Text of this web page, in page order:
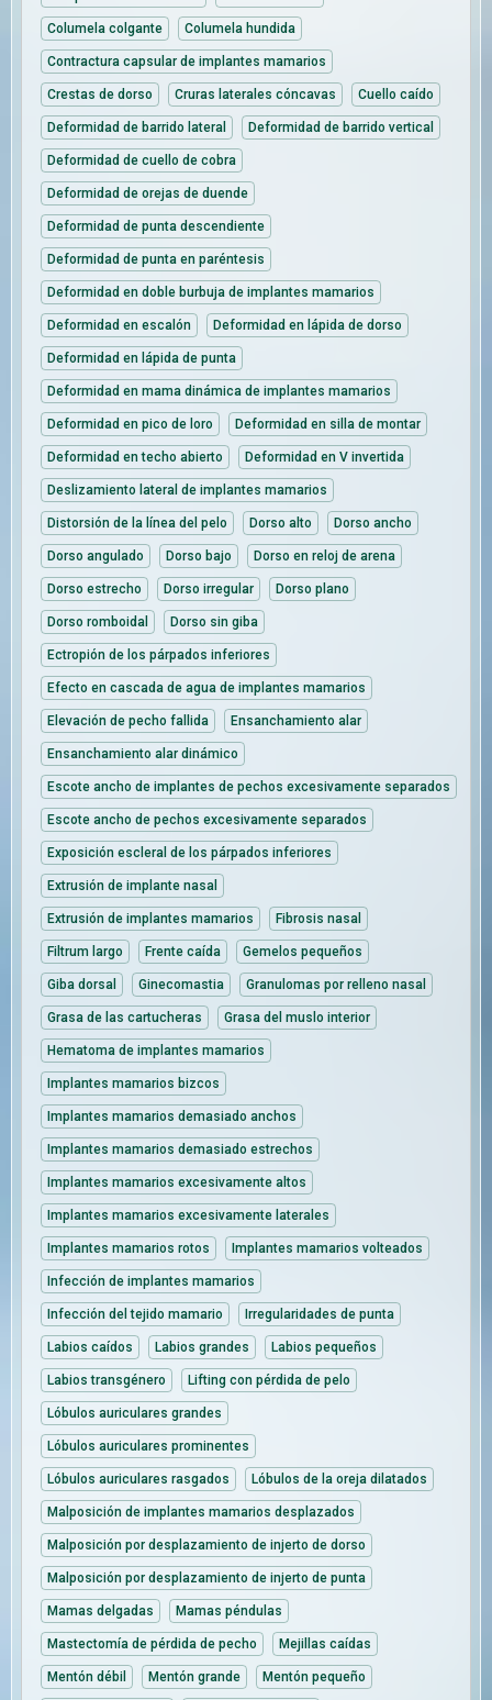
Columela colgante Columela hundida
Contractura capsular de implantes mamarios
Crestas de dorso Cruras laterales cóncavas Cuello caído
Deformidad de barrido lateral Deformidad de barrido vertical
Deformidad de cuello de cobra
Deformidad de orejas de duende
Deformidad de punta descendiente
Deformidad de punta en paréntesis
Deformidad en doble burbuja de implantes mamarios
Deformidad en escalón Deformidad en lápida de dorso
Deformidad en lápida de punta
Deformidad en mama dinámica de implantes mamarios
Deformidad en pico de loro Deformidad en silla de montar
Deformidad en techo abierto Deformidad en V invertida
Deslizamiento lateral de implantes mamarios
Distorsión de la línea del pelo Dorso alto Dorso ancho
Dorso angulado Dorso bajo Dorso en reloj de arena
Dorso estrecho Dorso irregular Dorso plano
Dorso romboidal Dorso sin giba
Ectropión de los párpados inferiores
Efecto en cascada de agua de implantes mamarios
Elevación de pecho fallida Ensanchamiento alar
Ensanchamiento alar dinámico
Escote ancho de implantes de pechos excesivamente separados
Escote ancho de pechos excesivamente separados
Exposición escleral de los párpados inferiores
Extrusión de implante nasal
Extrusión de implantes mamarios Fibrosis nasal
Filtrum largo Frente caída Gemelos pequeños
Giba dorsal Ginecomastia Granulomas por relleno nasal
Grasa de las cartucheras Grasa del muslo interior
Hematoma de implantes mamarios
Implantes mamarios bizcos
Implantes mamarios demasiado anchos
Implantes mamarios demasiado estrechos
Implantes mamarios excesivamente altos
Implantes mamarios excesivamente laterales
Implantes mamarios rotos Implantes mamarios volteados
Infección de implantes mamarios
Infección del tejido mamario Irregularidades de punta
Labios caídos Labios grandes Labios pequeños
Labios transgénero Lifting con pérdida de pelo
Lóbulos auriculares grandes
Lóbulos auriculares prominentes
Lóbulos auriculares rasgados Lóbulos de la oreja dilatados
Malposición de implantes mamarios desplazados
Malposición por desplazamiento de injerto de dorso
Malposición por desplazamiento de injerto de punta
Mamas delgadas Mamas péndulas
Mastectomía de pérdida de pecho Mejillas caídas
Mentón débil Mentón grande Mentón pequeño